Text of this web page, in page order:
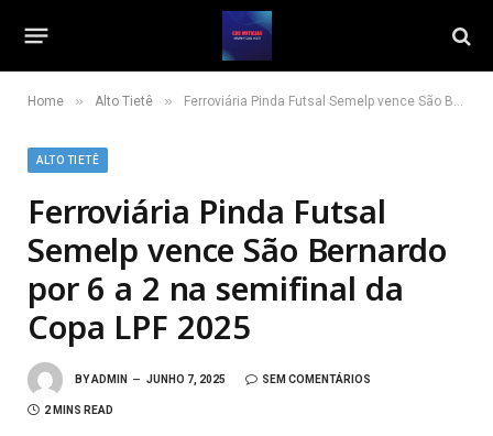
Home » Alto Tietê » Ferroviária Pinda Futsal Semelp vence São Bernardo por 6 a 2 na semifinal da Copa LPF 2025
ALTO TIETÊ
Ferroviária Pinda Futsal
Semelp vence São Bernardo
por 6 a 2 na semifinal da
Copa LPF 2025
BYADMIN JUNHO 7, 2025 SEM COMENTÁRIOS
2 MINS READ